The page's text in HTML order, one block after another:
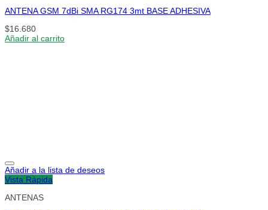
ANTENA GSM 7dBi SMA RG174 3mt BASE ADHESIVA
$16.680
Añadir al carrito
Añadir a la lista de deseos
Vista Rápida
ANTENAS